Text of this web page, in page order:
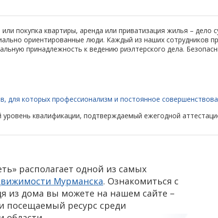
покупка квартиры, аренда или приватизация жилья – дело
ориентированные люди. Каждый из наших сотрудников
принадлежность к ведению риэлтерского дела.
которых профессионализм и постоянное
квалификации, подтверждаемый ежегодной
располагает одной из самых
Мурманска. Ознакомиться с
из дома вы можете на нашем сайте –
посещаемый ресурс среди